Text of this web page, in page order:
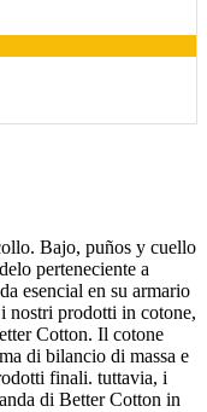
Bajo, puños y cuello
perteneciente a
esencial en su armario
nostri prodotti in cotone,
Cotton. Il cotone
di bilancio di massa e
finali. tuttavia, i
di Better Cotton in